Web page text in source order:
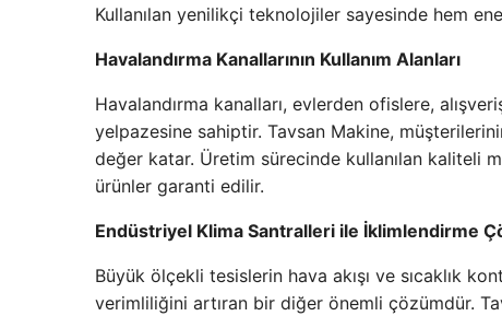
Kullanılan yenilikçi teknolojiler sayesinde hem
Havalandırma Kanallarının Kullanım Alanları
Havalandırma kanalları, evlerden ofislere,
yelpazesine sahiptir. Tavsan Makine,
değer katar. Üretim sürecinde kullanılan kaliteli
ürünler garanti edilir.
Endüstriyel Klima Santralleri ile İklimlendirme
Büyük ölçekli tesislerin hava akışı ve sıcaklık
verimliliğini artıran bir diğer önemli çözümdür.